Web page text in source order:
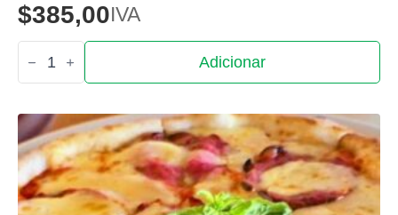
$385,00 IVA
Quantidade
de
Sandes
Atum
Adicionar